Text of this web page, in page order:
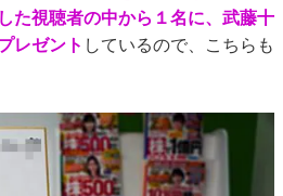
た視聴者の中から１名に、武藤十
レゼント しているので、こちらも